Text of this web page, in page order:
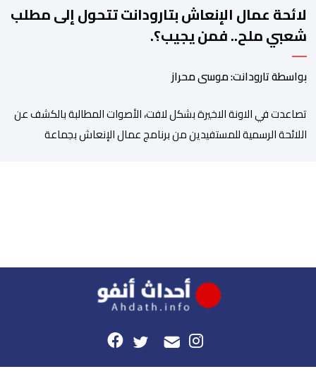
لائحة عمال الإنعاش بتارودانت تتحول إلى مطلب
شعبي ملح.. فمن يجيب؟.
بواسطة تارودانت: موسى محراز
تصاعدت في الاونة الاخيرة بشكل لافت، الأصوات المطالبة بالكشف عن
اللائحة الرسمية للمستفيدين من برنامج عمال الإنعاش بجماعة